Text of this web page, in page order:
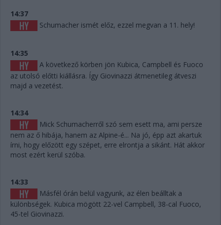
14:37
Schumacher ismét előz, ezzel megvan a 11. hely!
14:35
A következő körben jön Kubica, Campbell és Fuoco
az utolsó előtti kiállásra. Így Giovinazzi átmenetileg átveszi
majd a vezetést.
14:34
Mick Schumacherről szó sem esett ma, ami persze
nem az ő hibája, hanem az Alpine-é... Na jó, épp azt akartuk
írni, hogy előzött egy szépet, erre elrontja a sikánt. Hát akkor
most ezért kerül szóba.
14:33
Másfél órán belül vagyunk, az élen beálltak a
különbségek. Kubica mögött 22-vel Campbell, 38-cal Fuoco,
45-tel Giovinazzi.